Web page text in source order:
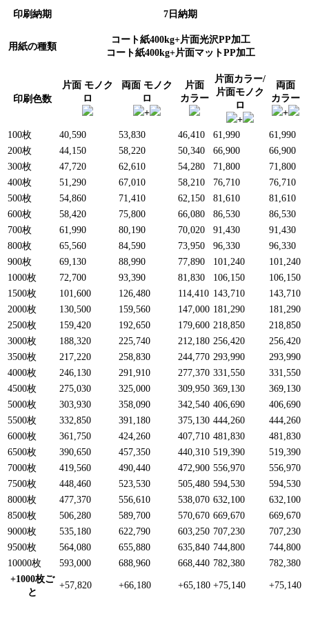
印刷納期 7日納期
用紙の種類
コート紙400kg+片面光沢PP加工
コート紙400kg+片面マットPP加工
印刷色数
片面 モノク
ロ
両面 モノク
ロ
+
片面
カラー
片面カラー/
片面モノク
ロ
+
両面
カラー
+
100枚
40,590 53,830 46,410 61,990
61,990
200枚
44,150 58,220 50,340 66,900
66,900
300枚
47,720 62,610 54,280 71,800
71,800
400枚
51,290 67,010 58,210 76,710
76,710
500枚
54,860 71,410 62,150 81,610
81,610
600枚
58,420 75,800 66,080 86,530
86,530
700枚
61,990 80,190 70,020 91,430
91,430
800枚
65,560 84,590 73,950 96,330
96,330
900枚
69,130 88,990 77,890 101,240
101,240
1000枚
72,700 93,390 81,830 106,150
106,150
1500枚
101,600 126,480 114,410 143,710
143,710
2000枚
130,500 159,560 147,000 181,290
181,290
2500枚
159,420 192,650 179,600 218,850
218,850
3000枚
188,320 225,740 212,180 256,420
256,420
3500枚
217,220 258,830 244,770 293,990
293,990
4000枚
246,130 291,910 277,370 331,550
331,550
4500枚
275,030 325,000 309,950 369,130
369,130
5000枚
303,930 358,090 342,540 406,690
406,690
5500枚
332,850 391,180 375,130 444,260
444,260
6000枚
361,750 424,260 407,710 481,830
481,830
6500枚
390,650 457,350 440,310 519,390
519,390
7000枚
419,560 490,440 472,900 556,970
556,970
7500枚
448,460 523,530 505,480 594,530
594,530
8000枚
477,370 556,610 538,070 632,100
632,100
8500枚
506,280 589,700 570,670 669,670
669,670
9000枚
535,180 622,790 603,250 707,230
707,230
9500枚
564,080 655,880 635,840 744,800
744,800
10000枚
593,000 688,960 668,440 782,380
782,380
+1000枚ご
と
+57,820 +66,180 +65,180 +75,140 +75,140